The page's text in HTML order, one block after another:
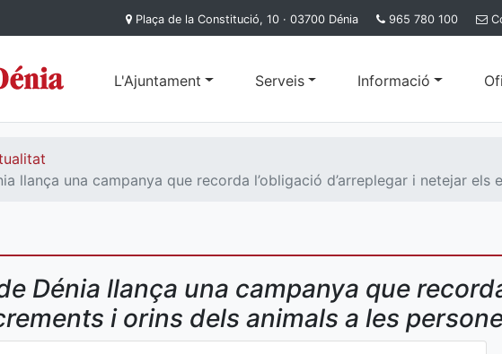
Plaça de la Constitució, 10 · 03700 Dénia 965 780 100
L'Ajuntament Serveis Informació
llança una campanya que recorda l’obligació d’arreplegar i netejar els
Dénia llança una campanya que
i orins dels animals a les